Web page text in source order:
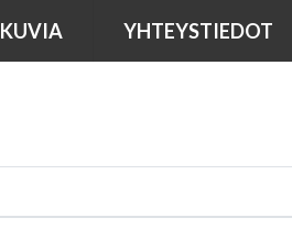
KUVIA YHTEYSTIEDOT